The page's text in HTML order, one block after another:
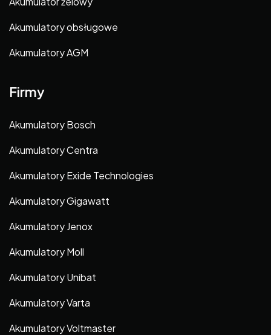
Akumulatory obsługowe
Akumulatory AGM
Firmy
Akumulatory Bosch
Akumulatory Centra
Akumulatory Exide Technologies
Akumulatory Gigawatt
Akumulatory Jenox
Akumulatory Moll
Akumulatory Unibat
Akumulatory Varta
Akumulatory Voltmaster